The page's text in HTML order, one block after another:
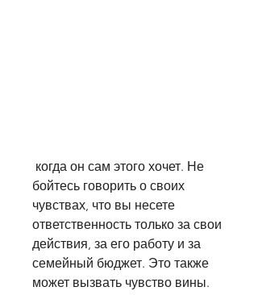
бойтесь говорить о своих
чувствах, что вы несете
ответственность только за свои
действия, за его работу и за
семейный бюджет. Это также
может вызвать чувство вины.